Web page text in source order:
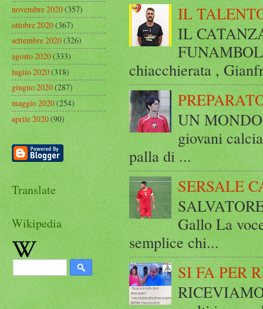
IL
IL
chiacchierata ,
UN
giovani
palla di ...
SERSALE
Gallo La
semplice chi...
SI FA PER
novembre 2020(357)
ottobre 2020(367)
settembre 2020(326)
agosto 2020(333)
luglio 2020(318)
giugno 2020(287)
maggio 2020(254)
aprile 2020(90)
Translate
Wikipedia